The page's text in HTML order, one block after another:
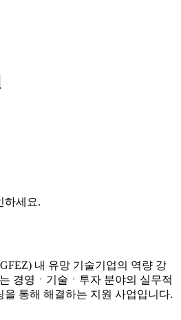
하세요.
내 유망 기술기업의 역량 강
경영ㆍ기술ㆍ투자 분야의 실무적
통해 해결하는 지원 사업입니다.